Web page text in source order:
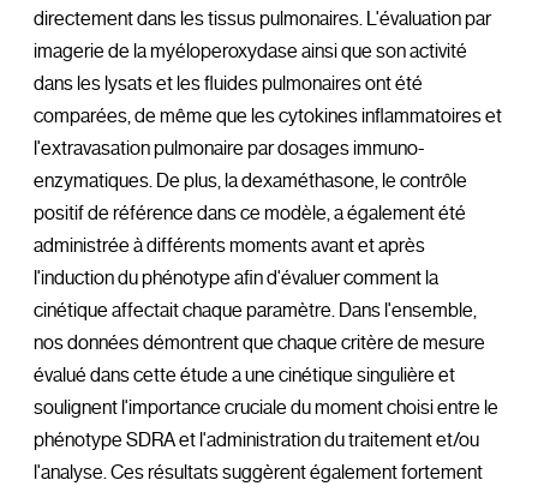
directement dans les tissus pulmonaires. L'évaluation par
imagerie de la myéloperoxydase ainsi que son activité
dans les lysats et les fluides pulmonaires ont été
comparées, de même que les cytokines inflammatoires et
l'extravasation pulmonaire par dosages immuno-
enzymatiques. De plus, la dexaméthasone, le contrôle
positif de référence dans ce modèle, a également été
administrée à différents moments avant et après
l'induction du phénotype afin d'évaluer comment la
cinétique affectait chaque paramètre. Dans l'ensemble,
nos données démontrent que chaque critère de mesure
évalué dans cette étude a une cinétique singulière et
soulignent l'importance cruciale du moment choisi entre le
phénotype SDRA et l'administration du traitement et/ou
l'analyse. Ces résultats suggèrent également fortement